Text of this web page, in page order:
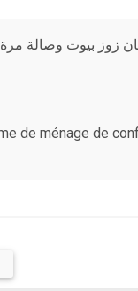
بيوت وصالة مرة
de ménage de